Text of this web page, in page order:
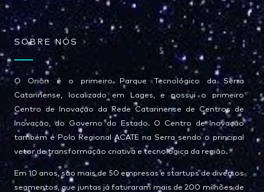
SOBRE NÓS
O Orion é o primeiro Parque Tecnológico da Serra
Catarinense, localizado em Lages, e possui o primeiro
Centro de Inovação da Rede Catarinense de Centros de
Inovação, do Governo do Estado. O Centro de Inovação
também é Polo Regional ACATE na Serra sendo o principal
vetor de transformação criativa e tecnológica da região.
Em 10 anos, são mais de 50 empresas e startups de diversos
segmentos, que juntas já faturaram mais de 200 milhões de